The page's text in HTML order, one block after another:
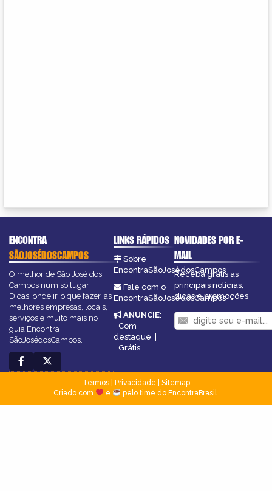
ENCONTRA
SÃOJOSÉDOSCAMPOS
O melhor de São José dos
Campos num só lugar!
Dicas, onde ir, o que fazer, as
melhores empresas, locais,
serviços e muito mais no
guia Encontra
SãoJosédosCampos.
LINKS RÁPIDOS
Sobre
EncontraSãoJosédosCampos
Fale com o
EncontraSãoJosédosCampos
ANUNCIE:
Com
destaque |
Grátis
NOVIDADES POR E-
MAIL
Receba grátis as
principais notícias,
dicas e promoções
Termos| Privacidade
Sitemap
Criado com
e pelo time do EncontraBrasil